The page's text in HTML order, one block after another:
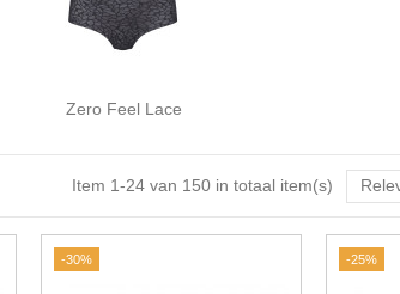
Zero Feel Lace
Item 1-24 van 150 in totaal item(s)
-30% -25%